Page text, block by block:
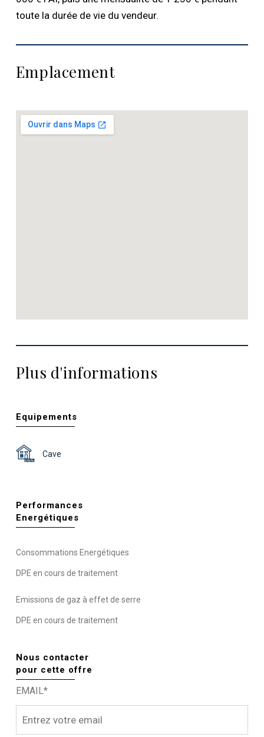
toute la durée de vie du vendeur.
Emplacement
Plus d'informations
Equipements
Cave
Performances
Energétiques
Consommations Energétiques
DPE en cours de traitement
Emissions de gaz à effet de serre
DPE en cours de traitement
Nous contacter
pour cette offre
EMAIL*